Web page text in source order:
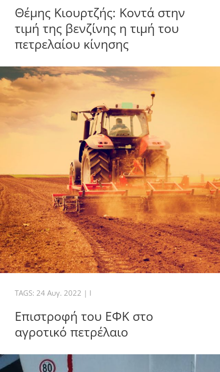
Θέμης Κιουρτζής: Κοντά στην
τιμή της βενζίνης η τιμή του
πετρελαίου κίνησης
TAGS: 24 Αυγ. 2022 | I
Επιστροφή του ΕΦΚ στο
αγροτικό πετρέλαιο